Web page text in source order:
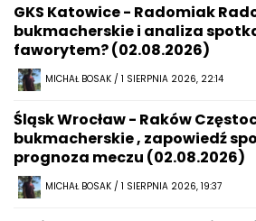
GKS Katowice - Radomiak
bukmacherskie i analiza
faworytem? (02.08.2026)
MICHAŁ BOSAK / 1 SIERPNIA 2026, 22:14
Śląsk Wrocław - Raków
bukmacherskie , zapowiedź
prognoza meczu (02.08.2026)
MICHAŁ BOSAK / 1 SIERPNIA 2026, 19:37